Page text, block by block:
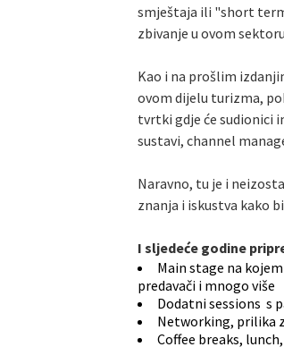
smještaja ili "short
zbivanje u ovom
Kao i na prošlim
ovom dijelu turizma,
tvrtki gdje će sudionici
sustavi, channel
Naravno, tu je i
znanja i iskustva kako
I sljedeće godine
Main stage na
predavači i mnogo više
Dodatni sessions s
Networking, prilika
Coffee breaks,